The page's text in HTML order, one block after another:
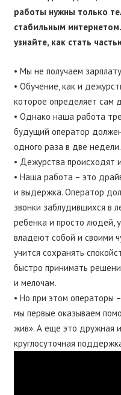
работы нужны только
стабильным
узнайте, как стать
• Мы не получаем
• Обучение, как и
которое определяет сам
• Однако наша работа
будущий оператор
одного раза в две недели.
• Дежурства происходят
• Наша работа – это
и выдержка. Оператор
звонки заблудившихся в
ребенка и просто людей,
владеют собой и своими
учится сохранять
быстро принимать
и мелочам.
• Но при этом операторы
мы первые оказываем
жив». А еще это дружная
круглосуточная